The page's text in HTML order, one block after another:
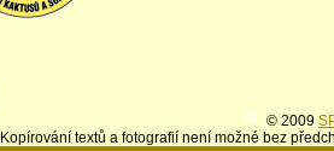
© 2009
Kopírování textů a fotografií není možné bez